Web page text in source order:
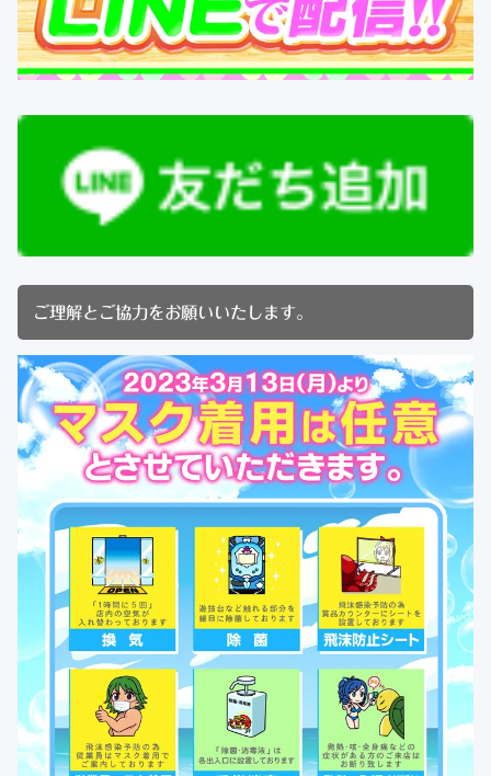
ご理解とご協力をお願いいたします。